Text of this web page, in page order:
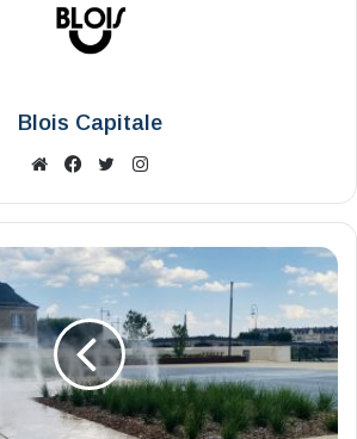
Blois Capitale
WebsiteFacebook
X